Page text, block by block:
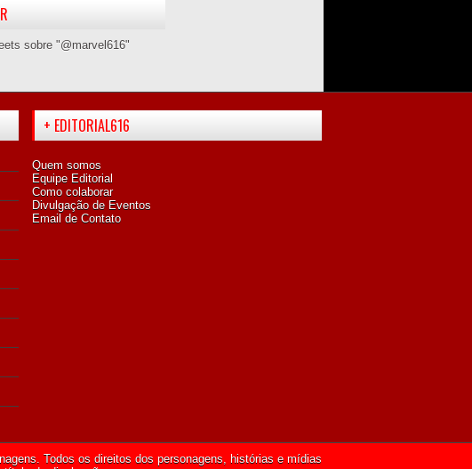
sobre "@marvel616"
+ EDITORIAL616
Quem somos
Equipe Editorial
Como colaborar
Divulgação de Eventos
Email de Contato
Todos os direitos dos personagens, histórias e mídias